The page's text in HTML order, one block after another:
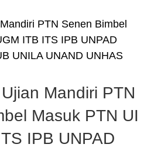
PTN Senen Bimbel
ITB ITS IPB UNPAD
UNILA UNAND UNHAS
Mandiri PTN
Masuk PTN UI
IPB UNPAD